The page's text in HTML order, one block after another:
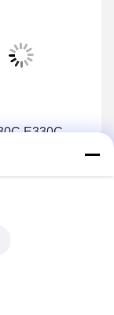
E330C
প্রধান পাম্প